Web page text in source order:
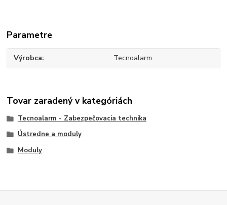
Parametre
Výrobca Tecnoalarm
Tovar zaradený v kategóriách
Tecnoalarm - Zabezpečovacia technika
Ústredne a moduly
Moduly